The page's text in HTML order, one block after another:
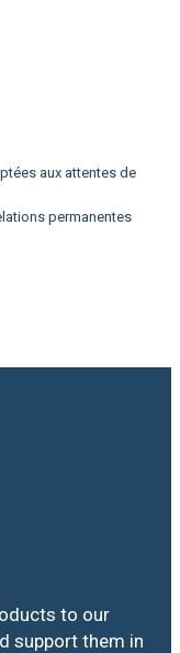
aux attentes de
permanentes
to our
support them in